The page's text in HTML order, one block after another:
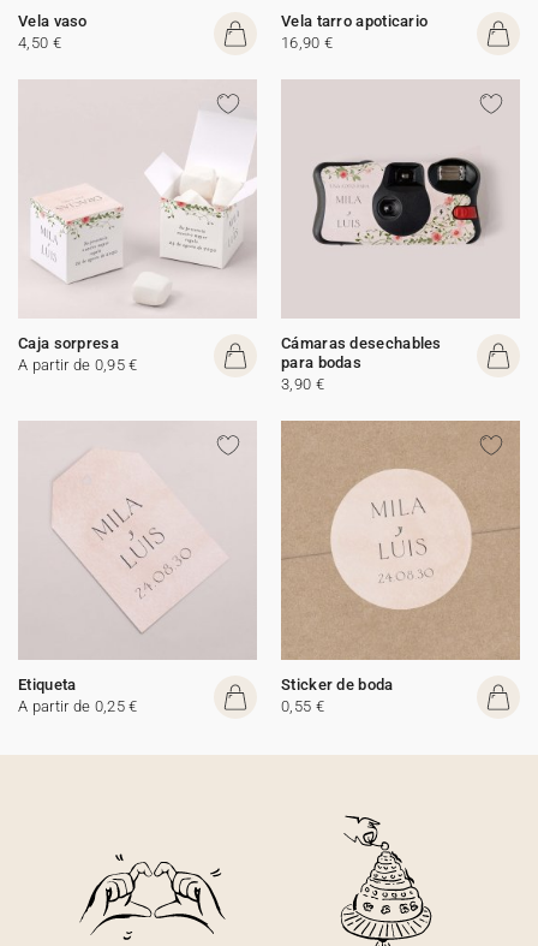
Vela vaso
4,50 €
Vela tarro apoticario
16,90 €
Caja sorpresa
A partir de 0,95 €
Cámaras desechables
para bodas
3,90 €
Etiqueta
A partir de 0,25 €
Sticker de boda
0,55 €